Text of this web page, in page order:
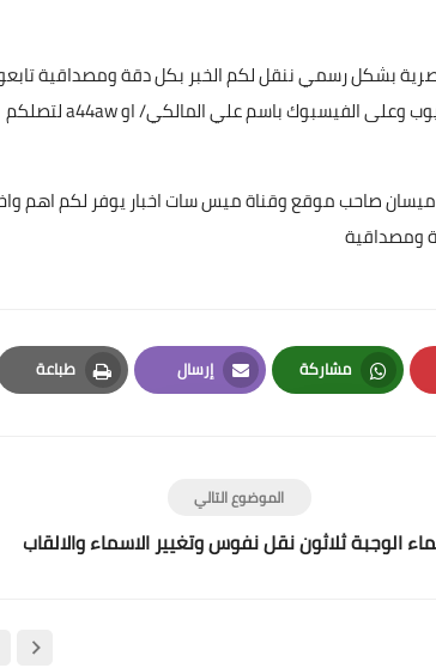
بشكل رسمي ننقل لكم الخبر بكل دقة ومصداقية
عن طريق البحث بأسم ميس سات للاشتراك بكافة حساباتنا على تليجرام ويوتيوب وعلى الفيسبوك باسم علي المالكي/ او a44aw لتصلكم
صاحب موقع وقناة ميس سات اخبار يوفر لكم اهم
ومصداقية
مشاركة
Whatsapp
إرسال
Email
طباعة
Print
الموضوع التالي
الوجبة ثلاثون نقل نفوس وتغيير الاسماء والالقاب
علي المالكي